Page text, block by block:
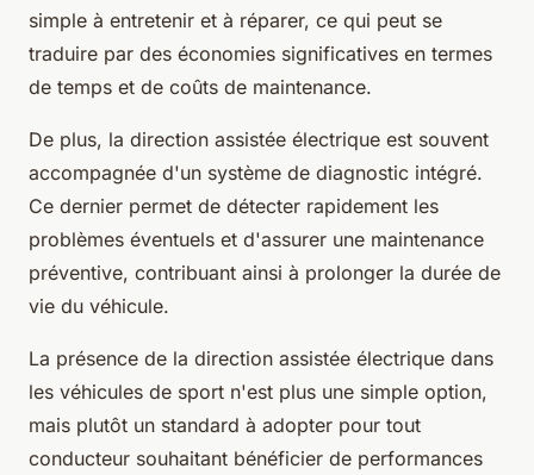
simple à entretenir et à réparer, ce qui peut se
traduire par des économies significatives en termes
de temps et de coûts de maintenance.
De plus, la direction assistée électrique est souvent
accompagnée d'un système de diagnostic intégré.
Ce dernier permet de détecter rapidement les
problèmes éventuels et d'assurer une maintenance
préventive, contribuant ainsi à prolonger la durée de
vie du véhicule.
La présence de la direction assistée électrique dans
les véhicules de sport n'est plus une simple option,
mais plutôt un standard à adopter pour tout
conducteur souhaitant bénéficier de performances